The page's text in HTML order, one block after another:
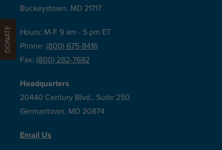
Buckeystown, MD 21717
Hours: M-F 9 am - 5 pm ET
Phone: (800) 675-8416
Fax: (800) 282-7692
Headquarters
20440 Century Blvd., Suite 250
Germantown, MD 20874
Email Us
DONATE